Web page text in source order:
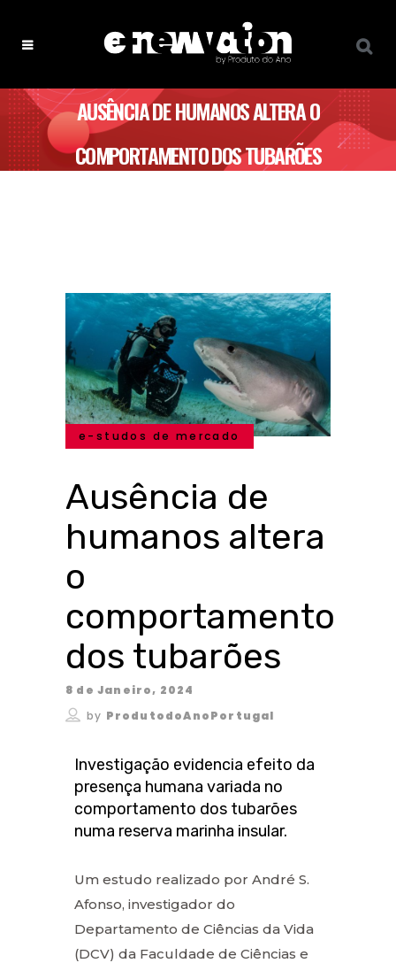
AUSÊNCIA DE HUMANOS ALTERA O
COMPORTAMENTO DOS TUBARÕES
e-studos de mercado
Ausência de
humanos altera
o
comportamento
dos tubarões
8 de Janeiro, 2024
by ProdutodoAnoPortugal
Investigação evidencia efeito da
presença humana variada no
comportamento dos tubarões
numa reserva marinha insular.
Um estudo realizado por André S.
Afonso, investigador do
Departamento de Ciências da Vida
(DCV) da Faculdade de Ciências e